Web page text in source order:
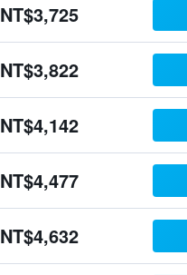
NT$3,725
NT$3,822
NT$4,142
NT$4,477
NT$4,632